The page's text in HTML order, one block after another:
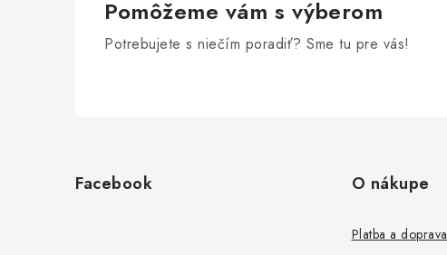
Pomôžeme vám s výberom
Potrebujete s niečím poradiť? Sme tu pre vás!
Facebook O nákupe
Platba a doprava